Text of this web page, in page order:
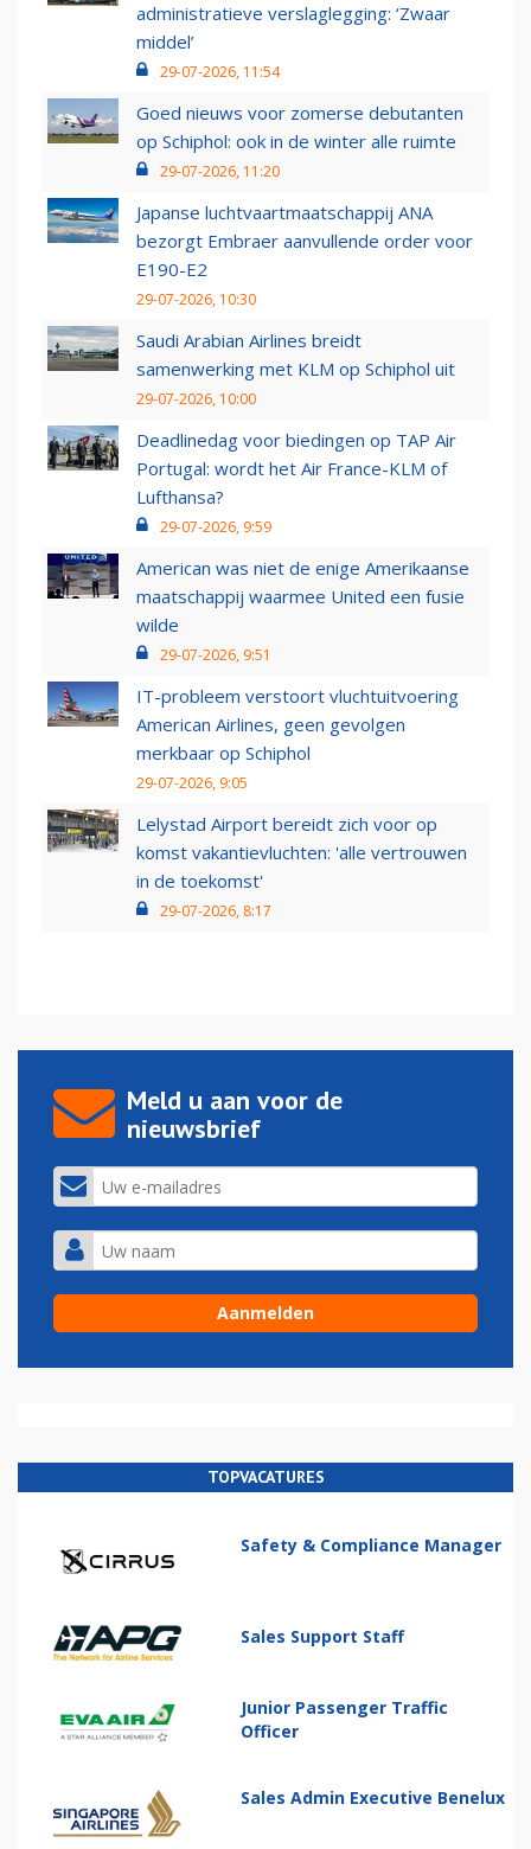
administratieve verslaglegging: ‘Zwaar
middel’
29-07-2026, 11:54
Goed nieuws voor zomerse debutanten
op Schiphol: ook in de winter alle ruimte
29-07-2026, 11:20
Japanse luchtvaartmaatschappij ANA
bezorgt Embraer aanvullende order voor
E190-E2
29-07-2026, 10:30
Saudi Arabian Airlines breidt
samenwerking met KLM op Schiphol uit
29-07-2026, 10:00
Deadlinedag voor biedingen op TAP Air
Portugal: wordt het Air France-KLM of
Lufthansa?
29-07-2026, 9:59
American was niet de enige Amerikaanse
maatschappij waarmee United een fusie
wilde
29-07-2026, 9:51
IT-probleem verstoort vluchtuitvoering
American Airlines, geen gevolgen
merkbaar op Schiphol
29-07-2026, 9:05
Lelystad Airport bereidt zich voor op
komst vakantievluchten: 'alle vertrouwen
in de toekomst'
29-07-2026, 8:17
Meld u aan voor de
nieuwsbrief
TOPVACATURES
Safety & Compliance Manager
Sales Support Staff
Junior Passenger Traffic
Officer
Sales Admin Executive Benelux